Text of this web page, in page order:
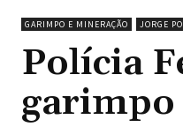
GARIMPO E MINERAÇÃO JORGE
Polícia
garimpo